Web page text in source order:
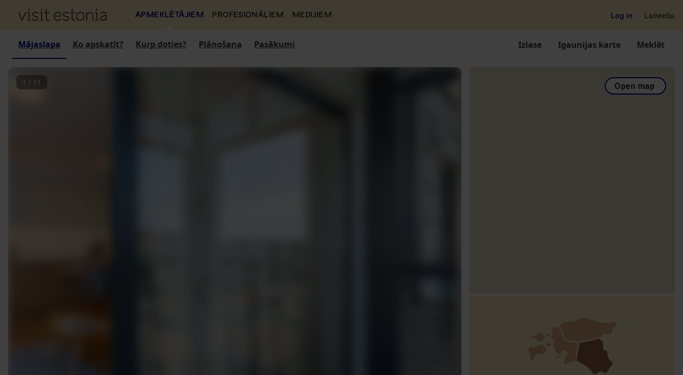
APMEKLĒTĀJIEM PROFESIONĀĻIEM MEDIJIEM Log in Latviešu
Mājaslapa Ko apskatīt? Kurp doties? Plānošana Pasākumi Izlase Igaunijas karte Meklēt
1 / 11 Open map